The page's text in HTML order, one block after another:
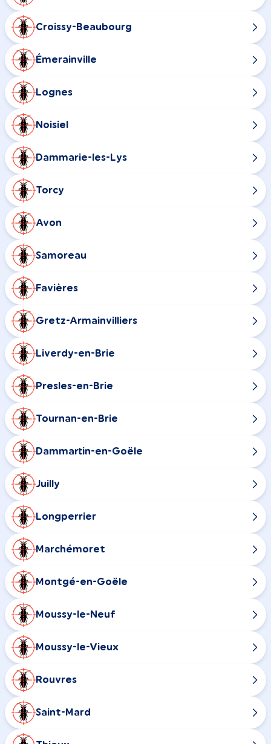
Croissy-Beaubourg
Émerainville
Lognes
Noisiel
Dammarie-les-Lys
Torcy
Avon
Samoreau
Favières
Gretz-Armainvilliers
Liverdy-en-Brie
Presles-en-Brie
Tournan-en-Brie
Dammartin-en-Goële
Juilly
Longperrier
Marchémoret
Montgé-en-Goële
Moussy-le-Neuf
Moussy-le-Vieux
Rouvres
Saint-Mard